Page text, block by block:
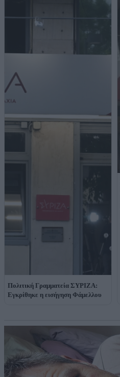
Πολιτική Γραμματεία ΣΥΡΙΖΑ:
Εγκρίθηκε η εισήγηση Φάμελλου